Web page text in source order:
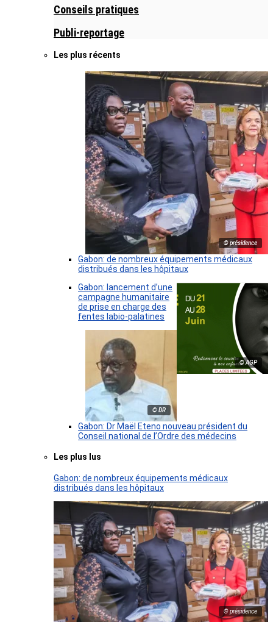
Conseils pratiques
Publi-reportage
Les plus récents
© présidence
Gabon: de nombreux équipements médicaux
distribués dans les hôpitaux
© AGP
Gabon: lancement d’une
campagne humanitaire
de prise en charge des
fentes labio-palatines
© DR
Gabon: Dr Maël Eteno nouveau président du
Conseil national de l’Ordre des médecins
Les plus lus
Gabon: de nombreux équipements médicaux
distribués dans les hôpitaux
© présidence